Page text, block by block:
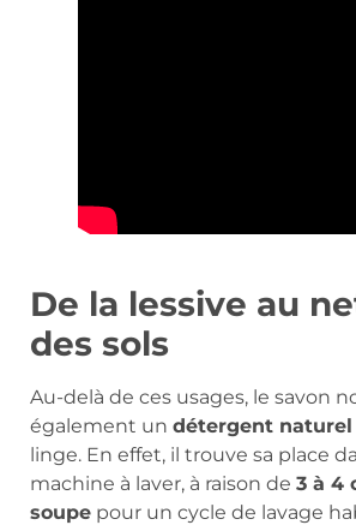
De la lessive au
des sols
Au-delà de ces usages, le savon
également un détergent naturel
linge. En effet, il trouve sa place
machine à laver, à raison de 3 à 4
soupe pour un cycle de lavage